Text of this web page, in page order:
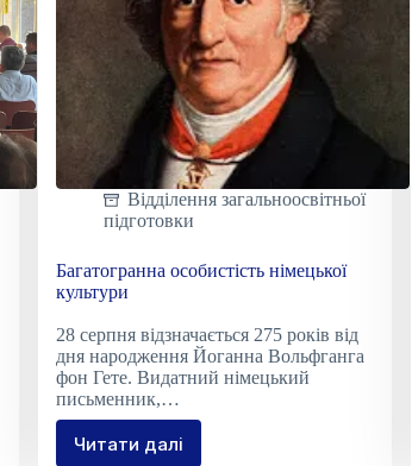
Відділення загальноосвітньої
підготовки
Багатогранна особистість німецької
культури
28 серпня відзначається 275 років від
дня народження Йоганна Вольфганга
фон Гете. Видатний німецький
письменник,…
Читати даліБагатогранна